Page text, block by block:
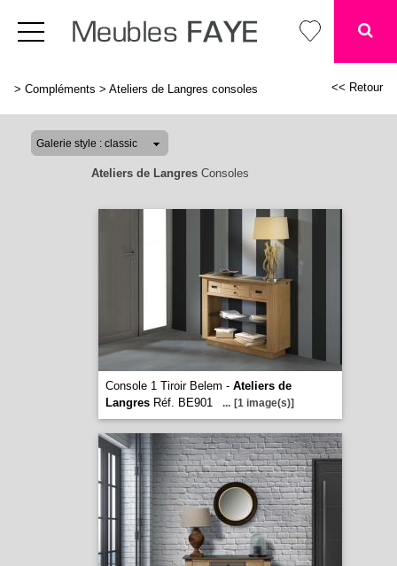
> Compléments > Ateliers de Langres consoles << Retour
Ateliers de LangresConsoles
Console 1 Tiroir Belem - Ateliers de
LangresRéf. BE901 ... [1 image(s)]